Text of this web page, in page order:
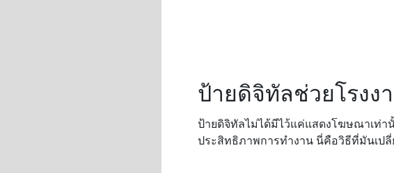
ป้ายดิจิทัลช่วยโรงง
ป้ายดิจิทัลไม่ได้มีไว้แค่แสดงโฆษณาเท่า
ประสิทธิภาพการทำงาน นี่คือวิธีที่มันเปลี่